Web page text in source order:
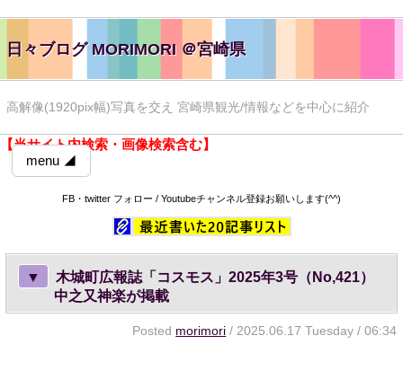
日々ブログ MORIMORI ＠宮崎県
高解像(1920pix幅)写真を交え 宮崎県観光/情報などを中心に紹介
【当サイト内検索・画像検索含む】
menu ◢
FB・twitter フォロー / Youtubeチャンネル登録お願いします(^^)
▼
木城町広報誌「コスモス」2025年3号（No,421）
中之又神楽が掲載
Posted morimori / 2025.06.17 Tuesday / 06:34